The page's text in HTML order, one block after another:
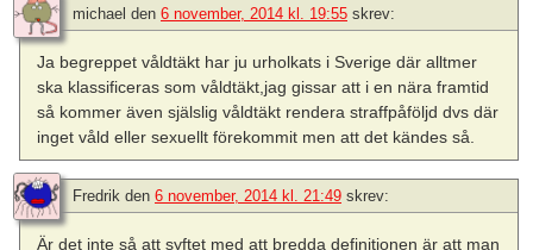
michael den 6 november, 2014 kl. 19:55 skrev:
Ja begreppet våldtäkt har ju urholkats i Sverige där alltmer
ska klassificeras som våldtäkt,jag gissar att i en nära framtid
så kommer även själslig våldtäkt rendera straffpåföljd dvs där
inget våld eller sexuellt förekommit men att det kändes så.
Fredrik den 6 november, 2014 kl. 21:49 skrev:
Är det inte så att syftet med att bredda definitionen är att man